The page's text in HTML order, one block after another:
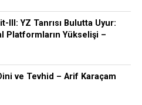
III: YZ Tanrısı Bulutta Uyur:
Platformların Yükselişi –
ve Tevhid – Arif Karaçam